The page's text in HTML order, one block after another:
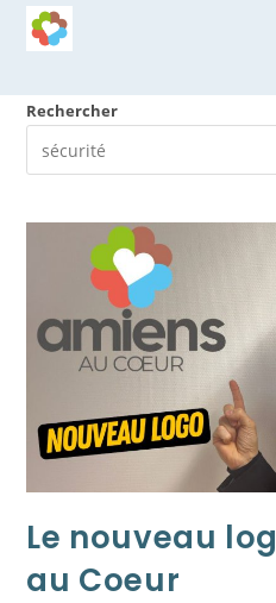
Skip
Rechercher
Le nouveau
au Coeur